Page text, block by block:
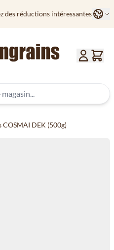
des réductions intéressantes
COSMAI DEK (500g)